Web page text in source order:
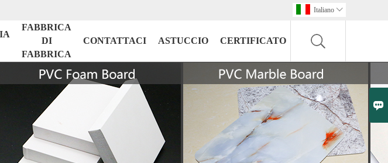

Italiano 
FABBRICA
DI
FABBRICA
CONTATTACI ASTUCCIO CERTIFICATO